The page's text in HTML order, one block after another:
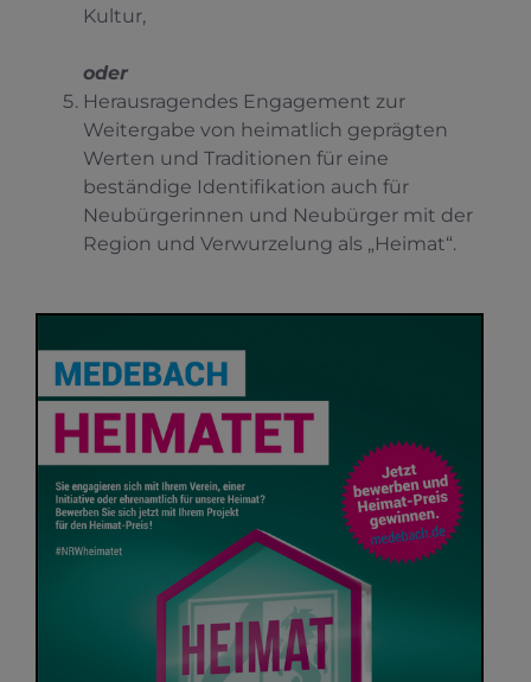
Kultur,
oder
Herausragendes Engagement zur
Weitergabe von heimatlich geprägten
Werten und Traditionen für eine
beständige Identifikation auch für
Neubürgerinnen und Neubürger mit der
Region und Verwurzelung als „Heimat“.